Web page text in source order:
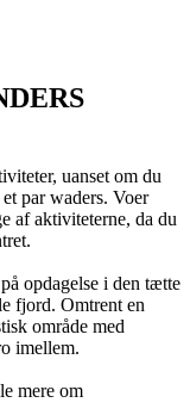
uanset om du
par waders. Voer
af aktiviteterne, da du
opdagelse i den tætte
fjord. Omtrent en
område med
imellem.
mere om